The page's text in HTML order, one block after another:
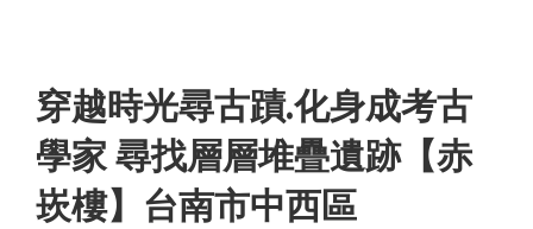
穿越時光尋古蹟.化身成考古
學家 尋找層層堆疊遺跡【赤
崁樓】台南市中西區